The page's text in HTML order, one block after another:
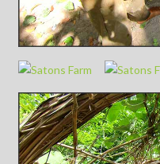
Satons